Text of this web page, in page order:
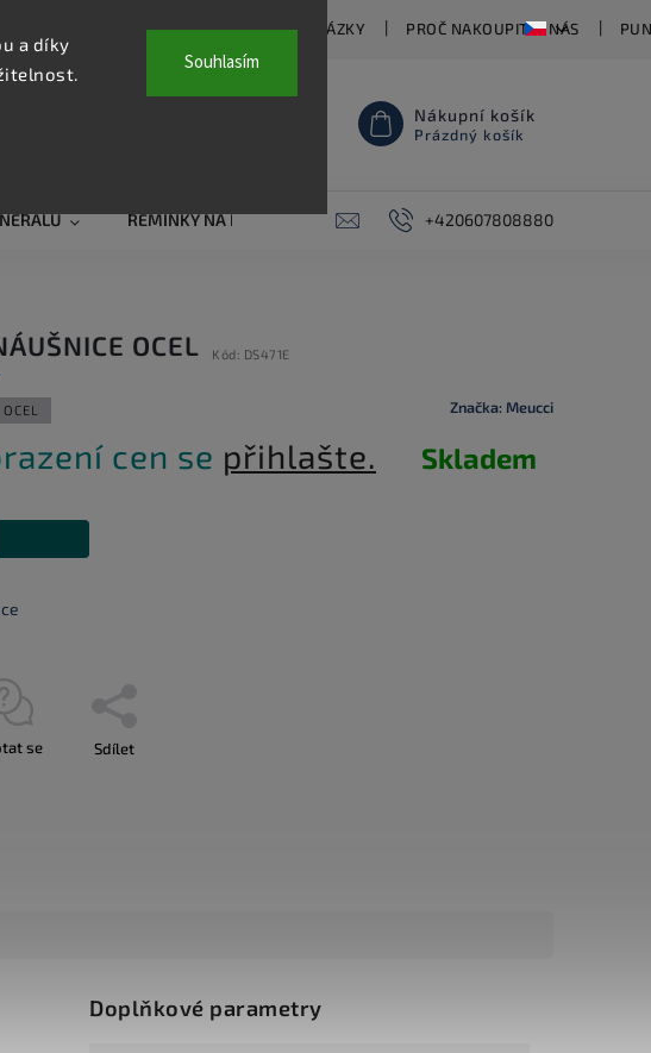
a díky
Souhlasím
ČASTO KLADENÉ OTÁZKY PROČ NAKOUPIT U NÁS
Nákupní košík
Prázdný košík
ŘEMÍNKY NA HODINKY AKCE PIERCING
+420607808880
OCEL Kód: DS471E
OCEL Značka: Meucci
cen se přihlašte. Skladem
se Sdílet
Doplňkové parametry